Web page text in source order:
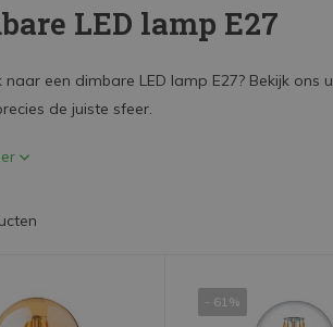
LED lamp E27
naar een dimbare LED lamp E27? Bekijk
de juiste sfeer.
- 61%